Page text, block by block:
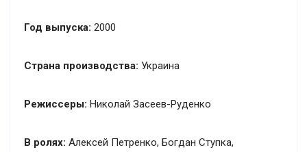
Год выпуска: 2000
Страна производства: Украина
Режиссеры: Николай Засеев-Руденко
В ролях: Алексей Петренко, Богдан Ступка,